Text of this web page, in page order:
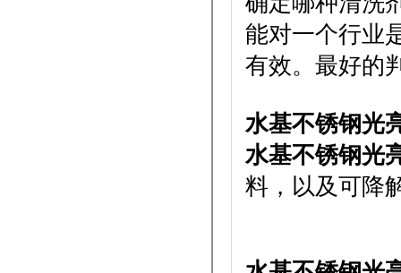
能对一个行业
有效。最好的
水基不锈钢光
水基不锈钢光
料，以及可降